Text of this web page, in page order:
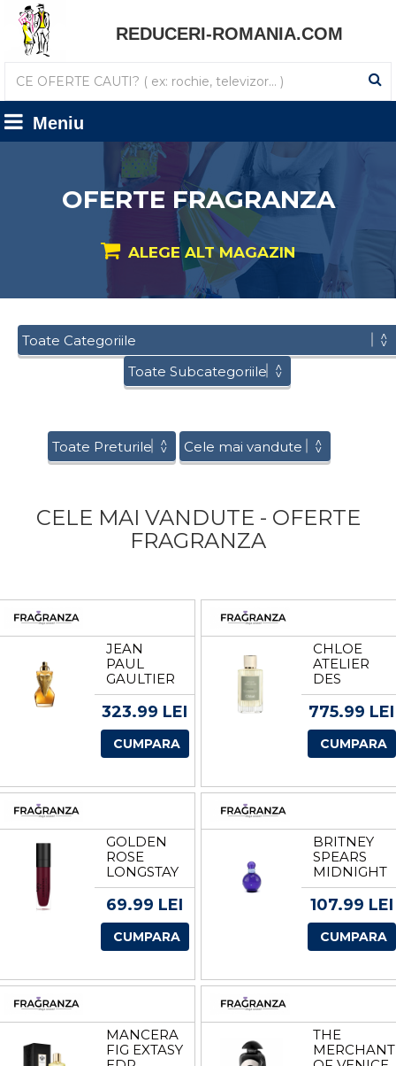
REDUCERI-ROMANIA.COM
Meniu
OFERTE FRAGRANZA
ALEGE ALT MAGAZIN
CELE MAI VANDUTE - OFERTE
FRAGRANZA
JEAN
PAUL
GAULTIER
DIVINE LE
PARFUM
FEMEI
VOLUM 30
323.99 LEI
CUMPARA
CHLOE
ATELIER
DES
FLEURS
SANTALUM
PARFUM
UNISEX
VOLUM
150 ML
775.99 LEI
CUMPARA
GOLDEN
ROSE
LONGSTAY
LIQUID
MATTE
LICHID
MAT DE
DURATA
VOLUM
69.99 LEI
CUMPARA
BRITNEY
SPEARS
MIDNIGHT
FANTASY
TESTER
VOLUM
100 ML
107.99 LEI
CUMPARA
MANCERA
FIG EXTASY
THE
MERCHANT